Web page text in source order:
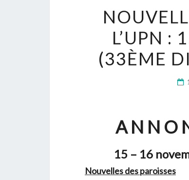
L’UPN :
(33ÈME
A N N O
15 – 16
Nouvelles des paroisses